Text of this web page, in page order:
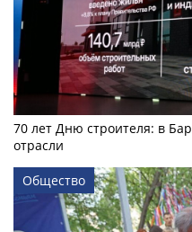
70 лет Дню строителя: в
отрасли
Общество